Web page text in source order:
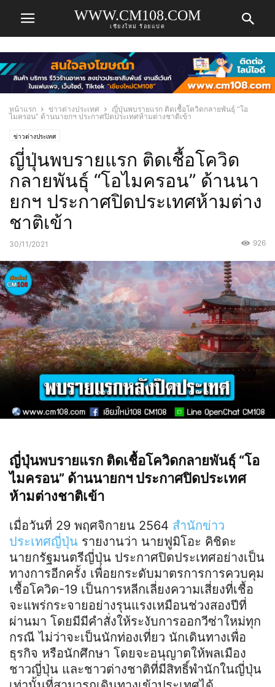
WWW.CM108.COM
เชียงใหม่ ร้อยแปด
หน้าแรก ข่าวต่างประเทศ
ญี่ปุ่นพบรายแรก ติดเชื้อโควิดกลายพันธุ์ “โอ
ไมครอน” ด้านนายกฯ ประกาศปิดประเทศห้ามต่างชาติเข้า
ข่าวต่างประเทศ
ญี่ปุ่นพบรายแรก ติดเชื้อโควิด
กลายพันธุ์ “โอไมครอน” ด้านนา
ยกฯ ประกาศปิดประเทศห้ามต่าง
ชาติเข้า
30/11/2021 926
ญี่ปุ่นพบรายแรก ติดเชื้อโควิดกลายพันธุ์ “โอ
ไมครอน” ด้านนายกฯ ประกาศปิดประเทศ
ห้ามต่างชาติเข้า
เมื่อวันที่ 29 พฤศจิกายน 2564 สำนักข่าว
ประเทศญี่ปุ่น รายงานว่า นายฟูมิโอะ คิชิดะ
นายกรัฐมนตรีญี่ปุ่น ประกาศปิดประเทศอย่างเป็น
ทางการอีกครั้ง เพื่อยกระดับมาตรการการควบคุม
เชื้อโควิด-19 เป็นการหลีกเลี่ยงความเสี่ยงที่เชื้อ
จะแพร่กระจายอย่างรุนแรงเหมือนช่วงสองปีที่
ผ่านมา โดยมีมีคำสั่งให้ระงับการออกวีซ่าใหม่ทุก
กรณี ไม่ว่าจะเป็นนักท่องเที่ยว นักเดินทางเพื่อ
ธุรกิจ หรือนักศึกษา โดยจะอนุญาตให้พลเมือง
ชาวญี่ปุ่น และชาวต่างชาติที่มีสิทธิ์พำนักในญี่ปุ่น